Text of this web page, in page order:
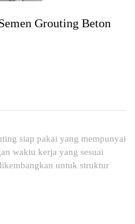
Grouting Beton
siap pakai yang mempunyai
waktu kerja yang sesuai
untuk struktur